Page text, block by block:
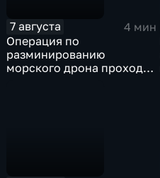
7 августа
4 мин
Операция по
разминированию
морского дрона проходит